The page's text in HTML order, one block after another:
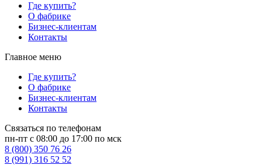
Где купить?
О фабрике
Бизнес-клиентам
Контакты
Главное меню
Где купить?
О фабрике
Бизнес-клиентам
Контакты
Связаться по телефонам
пн-пт с 08:00 до 17:00 по мск
8 (800) 350 76 26
8 (991) 316 52 52